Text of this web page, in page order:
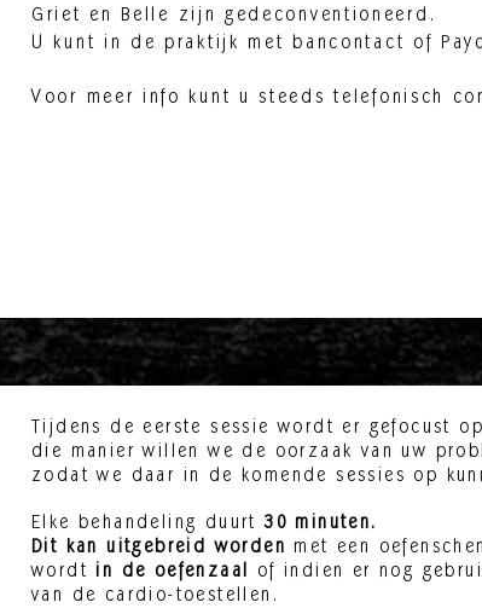
Griet en Belle zijn gedeconventioneerd.
U kunt in de praktijk met bancontact of
Voor meer info kunt u steeds telefonisch
Tijdens de eerste sessie wordt er gefocust
die manier willen we de oorzaak van uw
zodat we daar in de komende sessies op
Elke behandeling duurt30 minuten.
Dit kan uitgebreid worden met een
wordt in de oefenzaal of indien er nog
van de cardio-toestellen.